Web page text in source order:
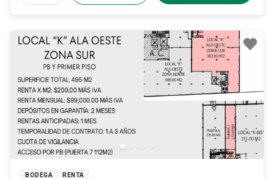
BODEGA RENTA